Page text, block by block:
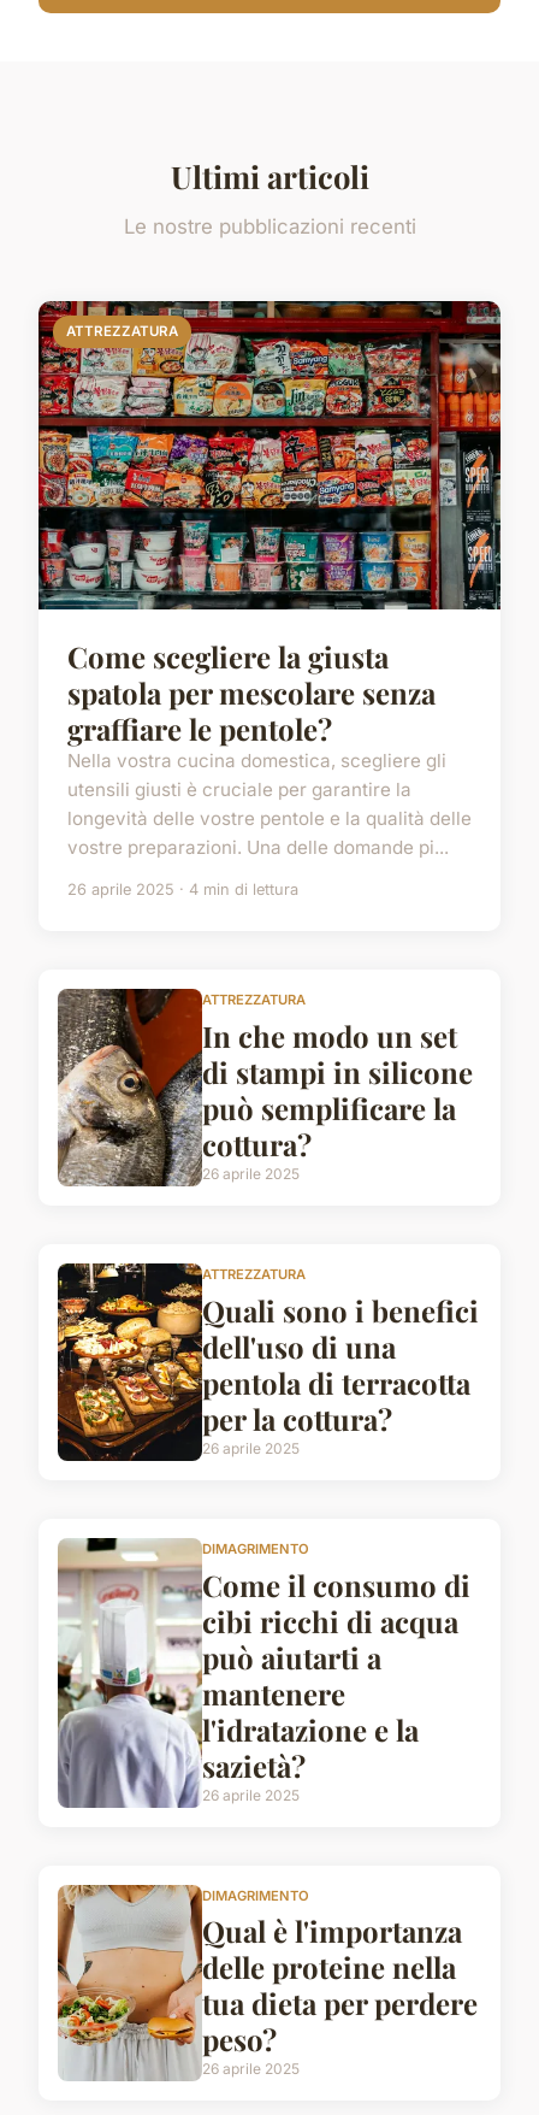
Ultimi articoli
Le nostre pubblicazioni recenti
ATTREZZATURA
Come scegliere la giusta
spatola per mescolare senza
graffiare le pentole?
Nella vostra cucina domestica, scegliere gli
utensili giusti è cruciale per garantire la
longevità delle vostre pentole e la qualità delle
vostre preparazioni. Una delle domande pi...
26 aprile 2025 · 4 min di lettura
ATTREZZATURA
In che modo un set
di stampi in silicone
può semplificare la
cottura?
26 aprile 2025
ATTREZZATURA
Quali sono i benefici
dell'uso di una
pentola di terracotta
per la cottura?
26 aprile 2025
DIMAGRIMENTO
Come il consumo di
cibi ricchi di acqua
può aiutarti a
mantenere
l'idratazione e la
sazietà?
26 aprile 2025
DIMAGRIMENTO
Qual è l'importanza
delle proteine nella
tua dieta per perdere
peso?
26 aprile 2025